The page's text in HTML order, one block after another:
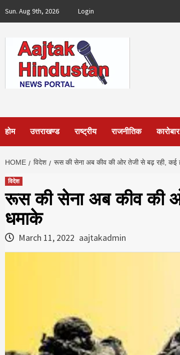
Sun. Aug 9th, 2026 Login
होम उत्तराखण्ड राष्ट्रीय राजनीतिक कारोबार
HOME विदेश रूस की सेना अब कीव की ओर तेजी से बढ़ रही, कई
विदेश
रूस की सेना अब कीव की
धमाके
March 11, 2022 aajtakadmin